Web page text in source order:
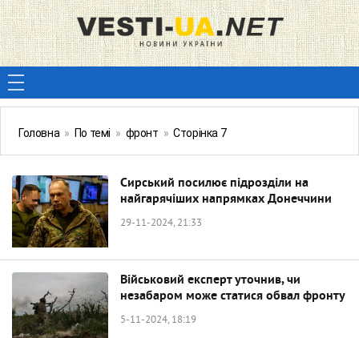
Головна » По темі » фронт » Сторінка 7
Сирський посилює підрозділи на
найгарячіших напрямках Донеччини
29-11-2024, 21:33
Військовий експерт уточнив, чи
незабаром може статися обвал фронту
5-11-2024, 18:19